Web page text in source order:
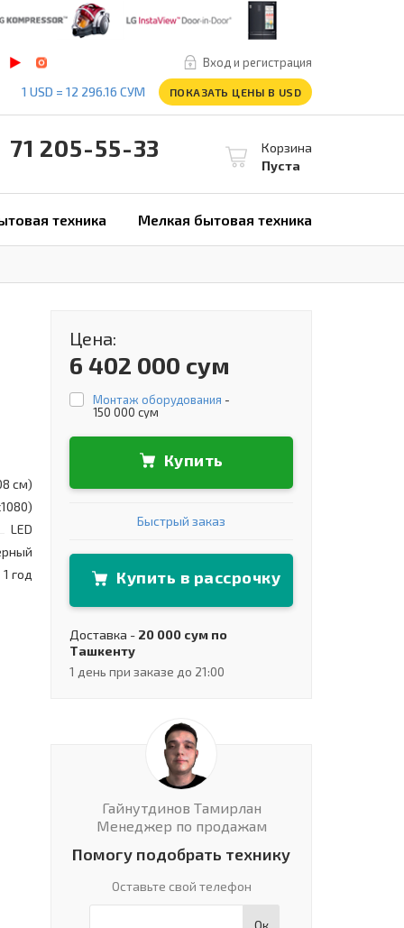
Вход и регистрация
1 USD = 12 296.16 СУМ ПОКАЗАТЬ ЦЕНЫ В USD
Корзина
Пуста
205-55-33
техника Мелкая бытовая техника
см)
LED
1 год
Цена:
6 402 000 сум
Монтаж оборудования -
150 000 сум
Купить
Быстрый заказ
Купить в рассрочку
Доставка - 20 000 сум по
Ташкенту
1 день при заказе до 21:00
Гайнутдинов Тамирлан
Менеджер по продажам
Помогу подобрать технику
Оставьте свой телефон
Ок